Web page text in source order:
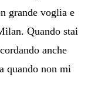
grande voglia e
Quando stai
anche
quando non mi